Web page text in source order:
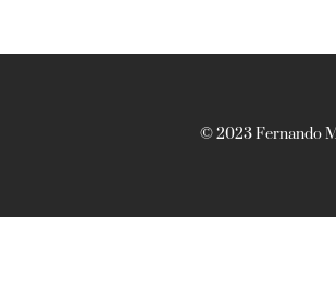
© 2023 Fernando